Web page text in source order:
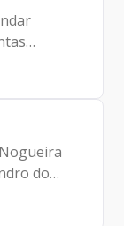
Moreira
do
João